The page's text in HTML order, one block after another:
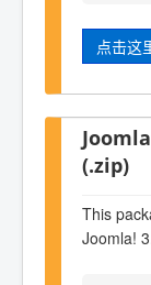
点击这
(.zip)
This
Joomla!